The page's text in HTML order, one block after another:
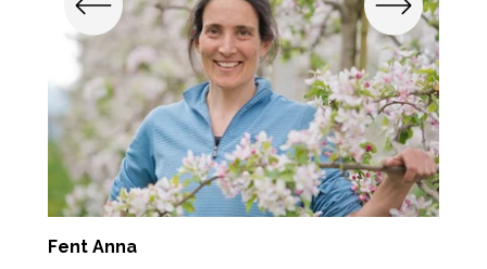
Fent Anna